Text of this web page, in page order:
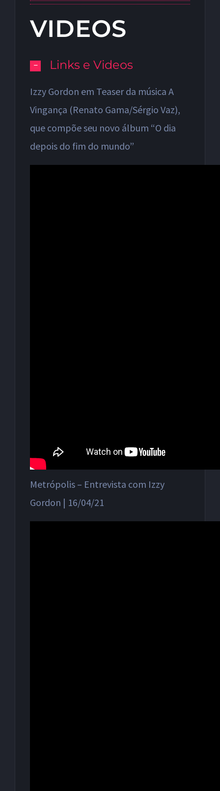
VIDEOS
Links e Videos
Izzy Gordon em Teaser da música A
Vingança (Renato Gama/Sérgio Vaz),
que compõe seu novo álbum “O dia
depois do fim do mundo”
Metrópolis – Entrevista com Izzy
Gordon | 16/04/21